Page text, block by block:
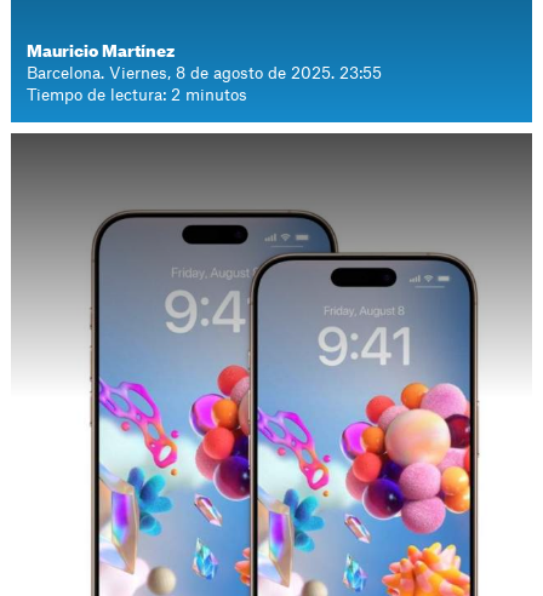
Mauricio Martínez
Barcelona. Viernes, 8 de agosto de 2025. 23:55
Tiempo de lectura: 2 minutos